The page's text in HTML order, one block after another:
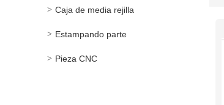
Caja de media rejilla
Estampando parte
Pieza CNC